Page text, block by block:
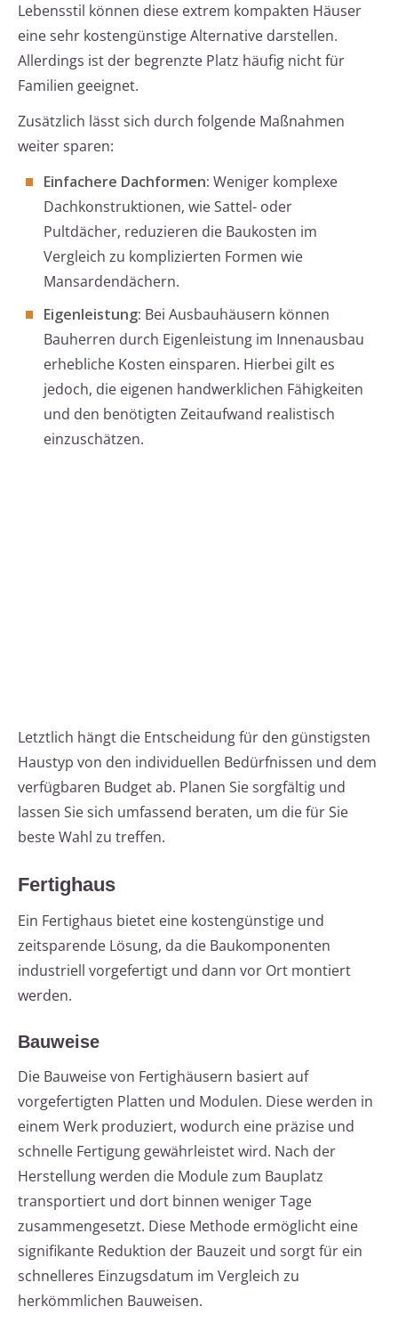
Lebensstil können diese extrem kompakten Häuser
eine sehr kostengünstige Alternative darstellen.
Allerdings ist der begrenzte Platz häufig nicht für
Familien geeignet.
Zusätzlich lässt sich durch folgende Maßnahmen
weiter sparen:
Einfachere Dachformen: Weniger komplexe
Dachkonstruktionen, wie Sattel- oder
Pultdächer, reduzieren die Baukosten im
Vergleich zu komplizierten Formen wie
Mansardendächern.
Eigenleistung: Bei Ausbauhäusern können
Bauherren durch Eigenleistung im Innenausbau
erhebliche Kosten einsparen. Hierbei gilt es
jedoch, die eigenen handwerklichen Fähigkeiten
und den benötigten Zeitaufwand realistisch
einzuschätzen.
Letztlich hängt die Entscheidung für den günstigsten
Haustyp von den individuellen Bedürfnissen und dem
verfügbaren Budget ab. Planen Sie sorgfältig und
lassen Sie sich umfassend beraten, um die für Sie
beste Wahl zu treffen.
Fertighaus
Ein Fertighaus bietet eine kostengünstige und
zeitsparende Lösung, da die Baukomponenten
industriell vorgefertigt und dann vor Ort montiert
werden.
Bauweise
Die Bauweise von Fertighäusern basiert auf
vorgefertigten Platten und Modulen. Diese werden in
einem Werk produziert, wodurch eine präzise und
schnelle Fertigung gewährleistet wird. Nach der
Herstellung werden die Module zum Bauplatz
transportiert und dort binnen weniger Tage
zusammengesetzt. Diese Methode ermöglicht eine
signifikante Reduktion der Bauzeit und sorgt für ein
schnelleres Einzugsdatum im Vergleich zu
herkömmlichen Bauweisen.